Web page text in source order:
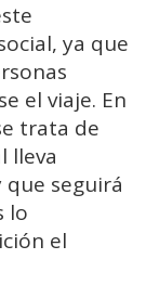
ya que
el viaje. En
trata de
lleva
seguirá
lo
el